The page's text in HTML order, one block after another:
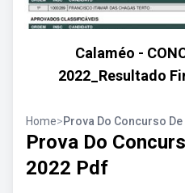
Calaméo -
2022_Resultado
Home>Prova Do Concurso
Prova Do
2022 Pdf